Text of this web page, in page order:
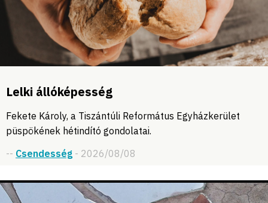
Lelki állóképesség
Fekete Károly, a Tiszántúli Református Egyházkerület
püspökének hétindító gondolatai.
-- Csendesség - 2026/08/08